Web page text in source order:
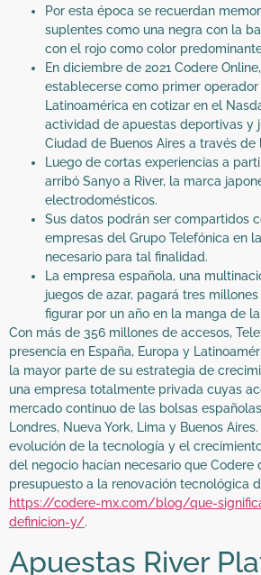
Por esta época se recuerdan
suplentes como una negra con la
con el rojo como color
En diciembre de 2021 Codere
establecerse como primer
Latinoamérica en cotizar en el
actividad de apuestas deportivas y
Ciudad de Buenos Aires a través de
Luego de cortas experiencias a
arribó Sanyo a River, la marca
electrodomésticos.
Sus datos podrán ser compartidos
empresas del Grupo Telefónica en
necesario para tal finalidad.
La empresa española, una
juegos de azar, pagará tres
figurar por un año en la manga de
Con más de 356 millones de accesos,
presencia en España, Europa y
la mayor parte de su estrategia de
una empresa totalmente privada cuyas
mercado continuo de las bolsas
Londres, Nueva York, Lima y Buenos
evolución de la tecnología y el
del negocio hacían necesario que Codere
presupuesto a la renovación tecnológica
https://codere-mx.com/blog/que-
definicion-y/.
Apuestas River